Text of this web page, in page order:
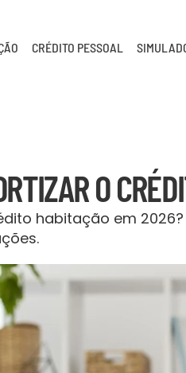
CRÉDITO PESSOAL
O
habitação em